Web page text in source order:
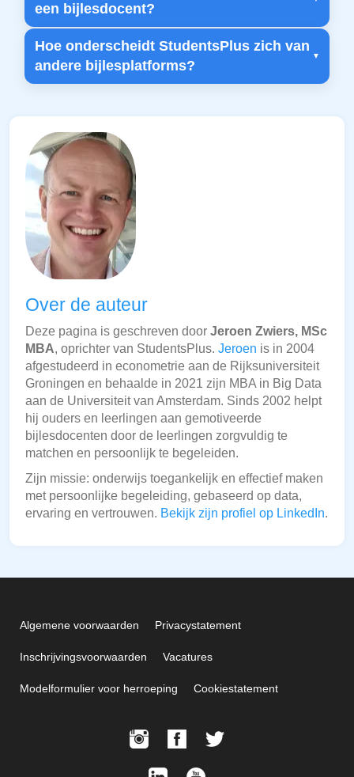
een bijlesdocent?
Hoe onderscheidt StudentsPlus zich van
andere bijlesplatforms?
Over de auteur
Deze pagina is geschreven door Jeroen Zwiers, MSc
MBA, oprichter van StudentsPlus. Jeroen is in 2004
afgestudeerd in econometrie aan de Rijksuniversiteit
Groningen en behaalde in 2021 zijn MBA in Big Data
aan de Universiteit van Amsterdam. Sinds 2002 helpt
hij ouders en leerlingen aan gemotiveerde
bijlesdocenten door de leerlingen zorgvuldig te
matchen en persoonlijk te begeleiden.
Zijn missie: onderwijs toegankelijk en effectief maken
met persoonlijke begeleiding, gebaseerd op data,
ervaring en vertrouwen. Bekijk zijn profiel op LinkedIn.
Algemene voorwaarden Privacystatement
Inschrijvingsvoorwaarden Vacatures
Modelformulier voor herroeping Cookiestatement